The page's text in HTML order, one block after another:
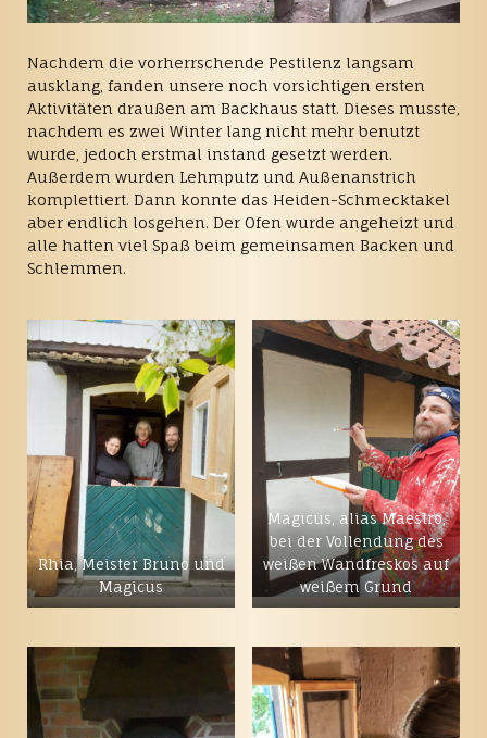
Nachdem die vorherrschende Pestilenz langsam
ausklang, fanden unsere noch vorsichtigen ersten
Aktivitäten draußen am Backhaus statt. Dieses musste,
nachdem es zwei Winter lang nicht mehr benutzt
wurde, jedoch erstmal instand gesetzt werden.
Außerdem wurden Lehmputz und Außenanstrich
komplettiert. Dann konnte das Heiden-Schmecktakel
aber endlich losgehen. Der Ofen wurde angeheizt und
alle hatten viel Spaß beim gemeinsamen Backen und
Schlemmen.
Rhia, Meister Bruno und
Magicus
Magicus, alias Maestro,
bei der Vollendung des
weißen Wandfreskos auf
weißem Grund